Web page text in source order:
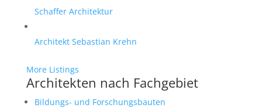
Schaffer Architektur
Architekt Sebastian Krehn
More Listings
Architekten nach Fachgebiet
Bildungs- und Forschungsbauten